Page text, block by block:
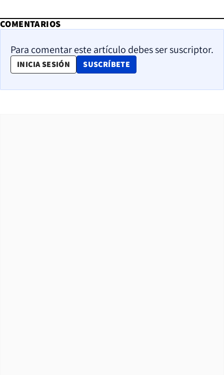
COMENTARIOS
Para comentar este artículo debes ser suscriptor.
INICIA SESIÓN SUSCRÍBETE
OPENS IN NEW WINDOW